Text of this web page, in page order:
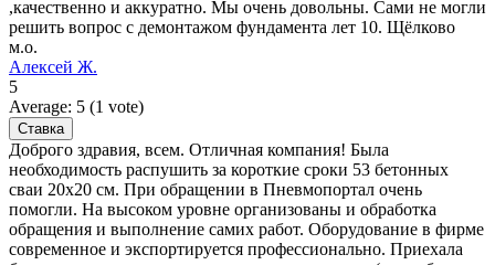
,качественно и аккуратно. Мы очень довольны. Сами не могли
решить вопрос с демонтажом фундамента лет 10. Щёлково
м.о.
Алексей Ж.
5
Average: 5 (1 vote)
Доброго здравия, всем. Отличная компания! Была
необходимость распушить за короткие сроки 53 бетонных
сваи 20х20 см. При обращении в Пневмопортал очень
помогли. На высоком уровне организованы и обработка
обращения и выполнение самих работ. Оборудование в фирме
современное и экспортируется профессионально. Приехала